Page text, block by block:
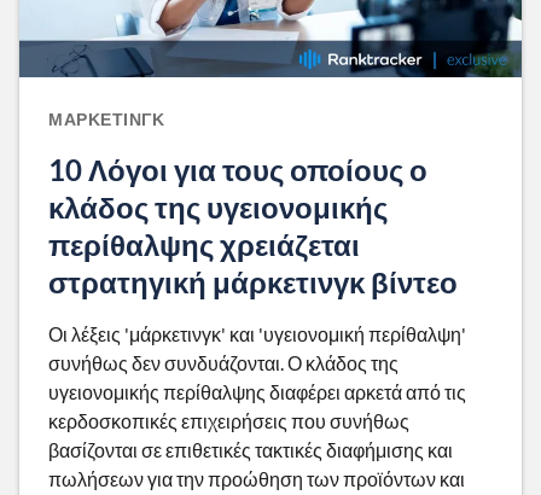
ΜΆΡΚΕΤΙΝΓΚ
10 Λόγοι για τους οποίους ο
κλάδος της υγειονομικής
περίθαλψης χρειάζεται
στρατηγική μάρκετινγκ βίντεο
Οι λέξεις 'μάρκετινγκ' και 'υγειονομική περίθαλψη'
συνήθως δεν συνδυάζονται. Ο κλάδος της
υγειονομικής περίθαλψης διαφέρει αρκετά από τις
κερδοσκοπικές επιχειρήσεις που συνήθως
βασίζονται σε επιθετικές τακτικές διαφήμισης και
πωλήσεων για την προώθηση των προϊόντων και